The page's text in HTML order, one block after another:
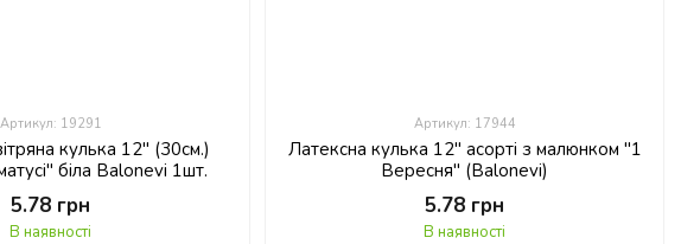
Артикул: 19291
кулька 12" (30см.)
біла Balonevi 1шт.
5.78 грн
В наявності
Артикул: 17944
Латексна кулька 12" асорті з малюнком "1
Вересня" (Balonevi)
5.78 грн
В наявності